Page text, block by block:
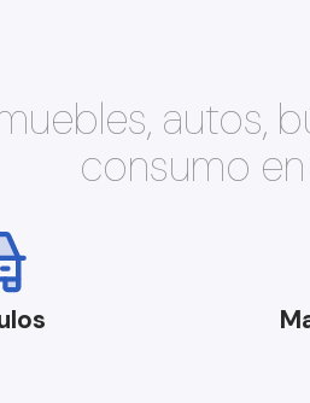
autos,
consumo